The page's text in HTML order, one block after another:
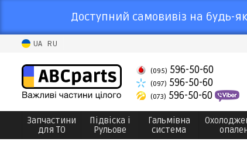
Доступний самовивіз на будь-
UA RU
(095) 596-50-60
(097) 596-50-60
(073) 596-50-60
Запчастини
для ТО
Підвіска і
Рульове
Гальмівна
система